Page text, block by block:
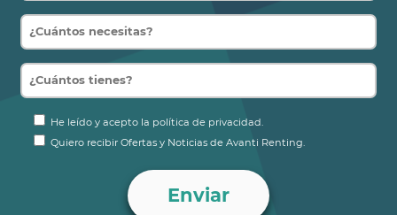
He leído y acepto la política de privacidad.
Quiero recibir Ofertas y Noticias de Avanti Renting.